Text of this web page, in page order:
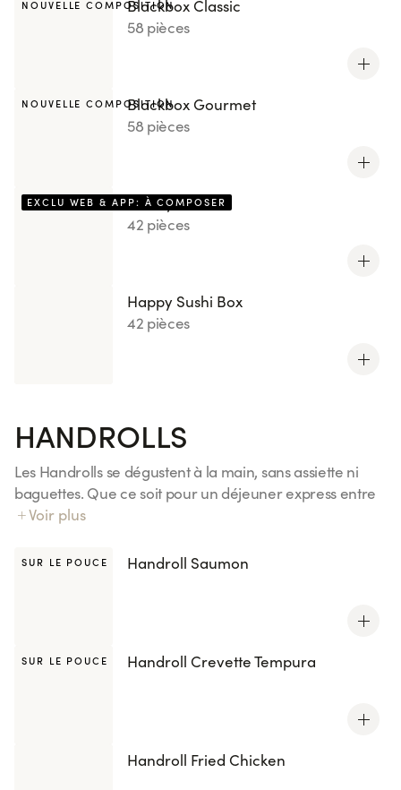
NOUVELLE COMPOSITIONBlackbox Classic
58 pièces
NOUVELLE COMPOSITIONBlackbox Gourmet
58 pièces
EXCLU WEB & APP: À COMPOSER
Box by You
42 pièces
Happy Sushi Box
42 pièces
HANDROLLS
Les Handrolls se dégustent à la main, sans assiette ni
baguettes. Que ce soit pour un déjeuner express entre
deux réunions, un dîner à emporter dans le train ou un
parfait pour un repas gourmand. Découvrez nos 4
Voir plus
SUR LE POUCE Handroll Saumon
SUR LE POUCE Handroll Crevette Tempura
Handroll Fried Chicken